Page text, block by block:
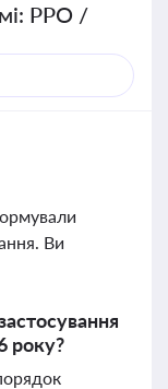
РРО /
Ви
року?